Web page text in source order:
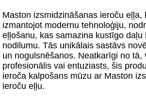
Maston izsmidzināšanas ieroču eļļa,
izmantojot modernu tehnoloģiju,
eļļošanu, kas samazina kustīgo daļu
nodilumu. Tās unikālais sastāvs
un nogulsnēšanos. Neatkarīgi no tā,
profesionālis vai entuziasts, šis
ieroča kalpošans mūzu ar Maston
ieroču eļļu.